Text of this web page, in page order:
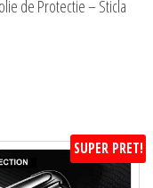
de Protectie – Sticla
SUPER PRET!